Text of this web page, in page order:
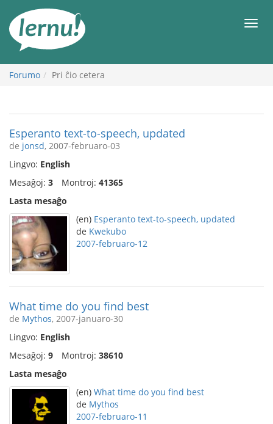
enhavo
Forumo Pri ĉio cetera
Esperanto text-to-speech, updated
de jonsd, 2007-februaro-03
Lingvo: English
Mesaĝoj: 3 Montroj: 41365
Lasta mesaĝo
(en) Esperanto text-to-speech, updated
de Kwekubo
2007-februaro-12
What time do you find best
de Mythos, 2007-januaro-30
Lingvo: English
Mesaĝoj: 9 Montroj: 38610
Lasta mesaĝo
(en) What time do you find best
de Mythos
2007-februaro-11